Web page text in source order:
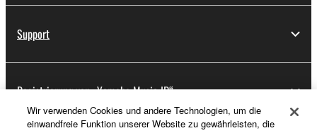
Support
Registrierung von „Yamaha Music ID“
Wir verwenden Cookies und andere Technologien, um die
einwandfreie Funktion unserer Website zu gewährleisten, die